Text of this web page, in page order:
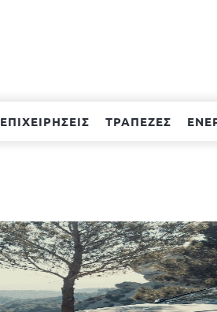
ΕΠΙΧΕΙΡΗΣΕΙΣ ΤΡΑΠΕΖΕΣ